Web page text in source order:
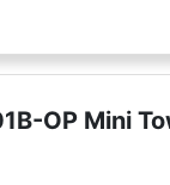
OP Mini